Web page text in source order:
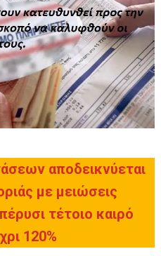
αποδεικνύεται
με μειώσεις
τέτοιο καιρό
120%